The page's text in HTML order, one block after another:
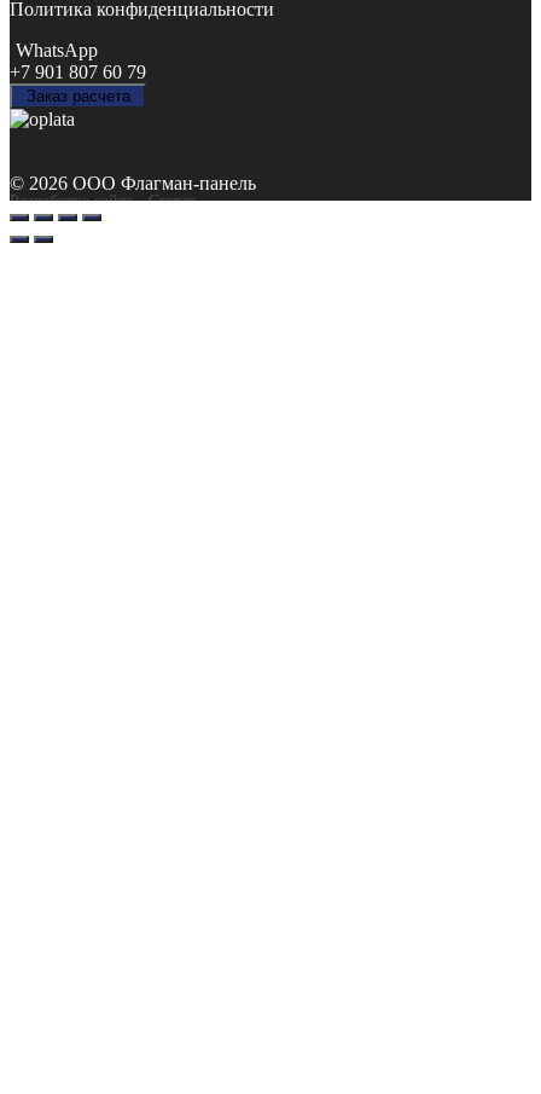
Политика конфиденциальности
WhatsApp
+7 901 807 60 79
Заказ расчета
© 2026 ООО Флагман-панель
Разработка сайта- Cropas